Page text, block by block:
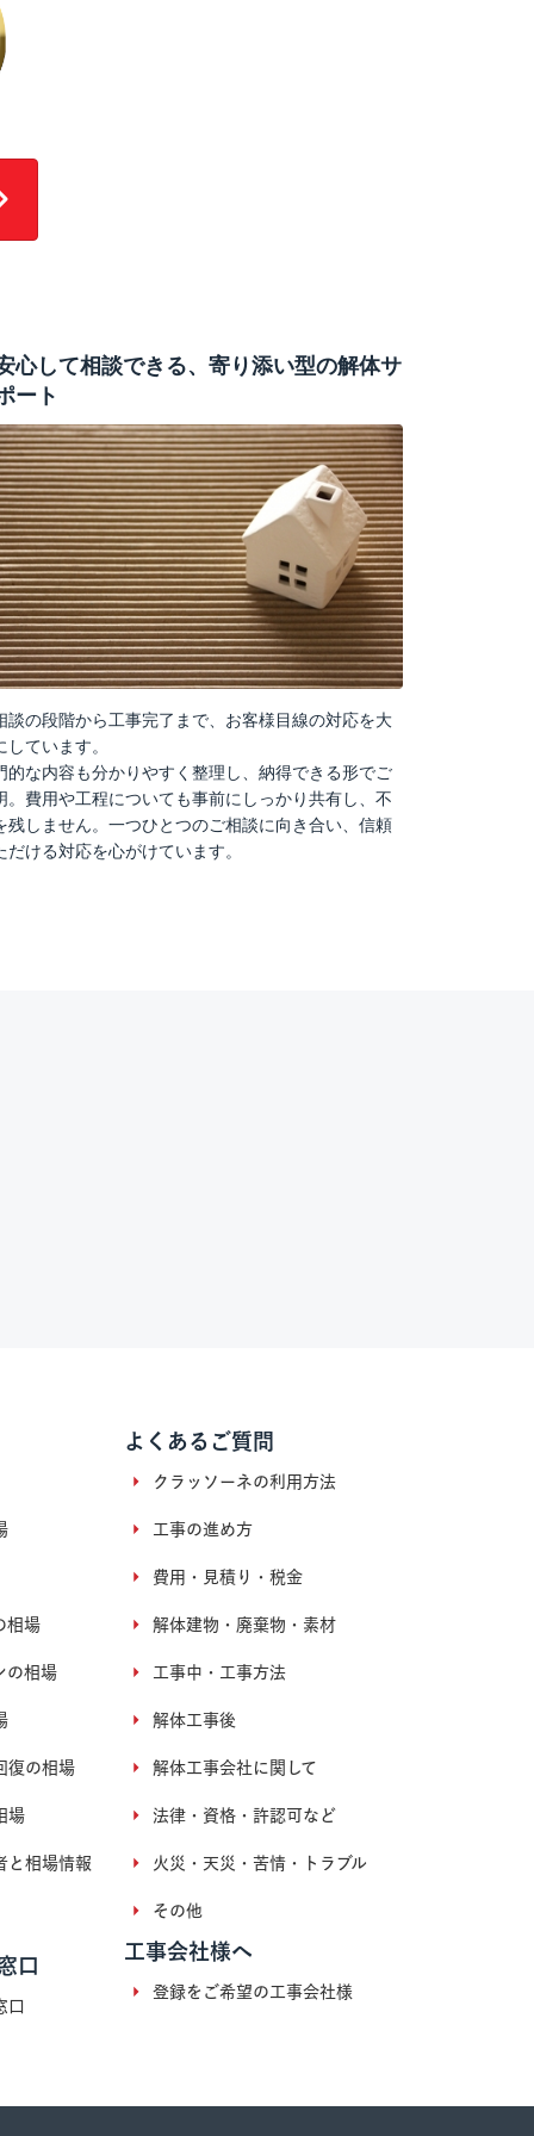
心して相談できる、寄り添い型の解体サ
ート
談の段階から工事完了まで、お客様目線の対応を大
しています。
的な内容も分かりやすく整理し、納得できる形でご
。費用や工程についても事前にしっかり共有し、不
残しません。一つひとつのご相談に向き合い、信頼
だける対応を心がけています。
相場
の相場
復の相場
場
と相場情報
口
口
よくあるご質問
クラッソーネの利用方法
工事の進め方
費用・見積り・税金
解体建物・廃棄物・素材
工事中・工事方法
解体工事後
解体工事会社に関して
法律・資格・許認可など
火災・天災・苦情・トラブル
その他
工事会社様へ
登録をご希望の工事会社様